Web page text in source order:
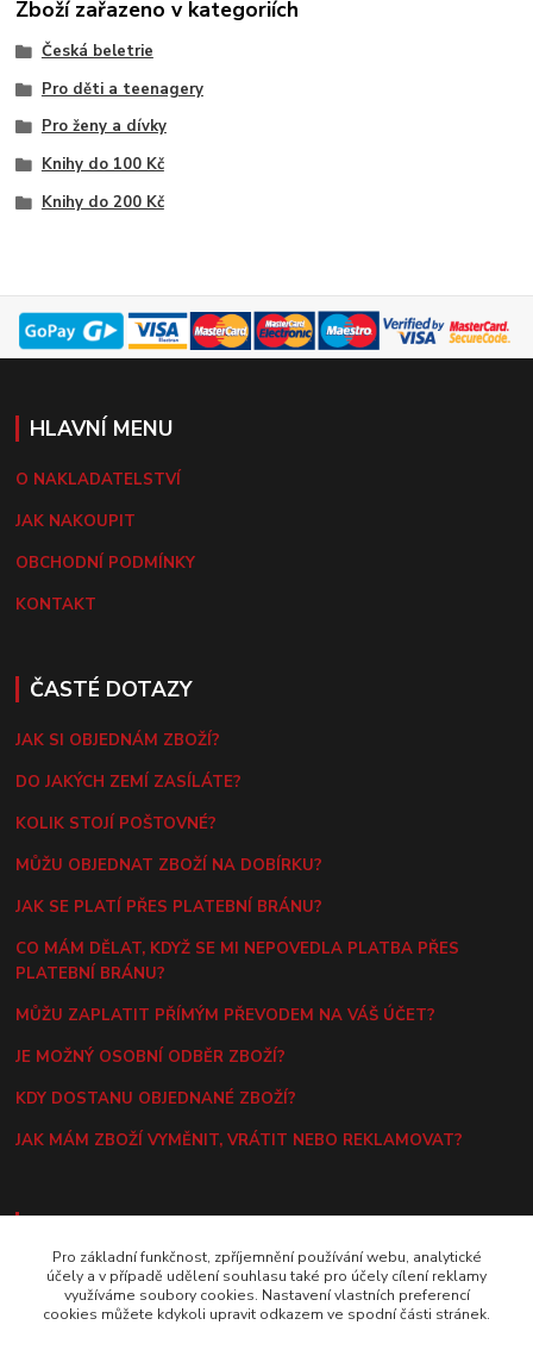
Zboží zařazeno v kategoriích
Česká beletrie
Pro děti a teenagery
Pro ženy a dívky
Knihy do 100 Kč
Knihy do 200 Kč
HLAVNÍ MENU
O NAKLADATELSTVÍ
JAK NAKOUPIT
OBCHODNÍ PODMÍNKY
KONTAKT
ČASTÉ DOTAZY
JAK SI OBJEDNÁM ZBOŽÍ?
DO JAKÝCH ZEMÍ ZASÍLÁTE?
KOLIK STOJÍ POŠTOVNÉ?
MŮŽU OBJEDNAT ZBOŽÍ NA DOBÍRKU?
JAK SE PLATÍ PŘES PLATEBNÍ BRÁNU?
CO MÁM DĚLAT, KDYŽ SE MI NEPOVEDLA PLATBA PŘES
PLATEBNÍ BRÁNU?
MŮŽU ZAPLATIT PŘÍMÝM PŘEVODEM NA VÁŠ ÚČET?
JE MOŽNÝ OSOBNÍ ODBĚR ZBOŽÍ?
KDY DOSTANU OBJEDNANÉ ZBOŽÍ?
JAK MÁM ZBOŽÍ VYMĚNIT, VRÁTIT NEBO REKLAMOVAT?
KONTAKT
E-MAIL
hlavac@daranus.cz
Pro základní funkčnost, zpříjemnění používání webu, analytické
účely a v případě udělení souhlasu také pro účely cílení reklamy
využíváme soubory cookies. Nastavení vlastních preferencí
cookies můžete kdykoli upravit odkazem ve spodní části stránek.